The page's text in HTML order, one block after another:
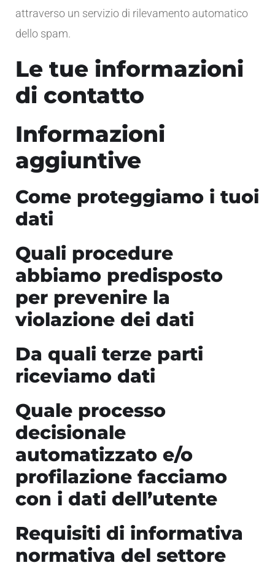
attraverso un servizio di rilevamento automatico
dello spam.
Le tue informazioni
di contatto
Informazioni
aggiuntive
Come proteggiamo i tuoi
dati
Quali procedure
abbiamo predisposto
per prevenire la
violazione dei dati
Da quali terze parti
riceviamo dati
Quale processo
decisionale
automatizzato e/o
profilazione facciamo
con i dati dell’utente
Requisiti di informativa
normativa del settore